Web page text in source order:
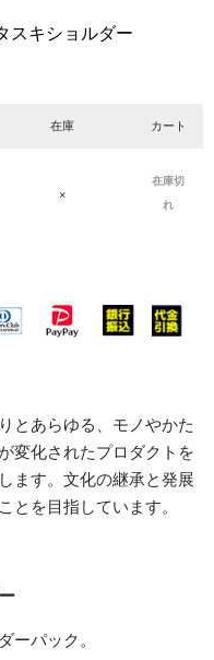
キショルダー
在庫 カート
×
在庫切
れ
とあらゆる、モノやかた
変化されたプロダクトを
ます。文化の継承と発展
とを目指しています。
ーパック。